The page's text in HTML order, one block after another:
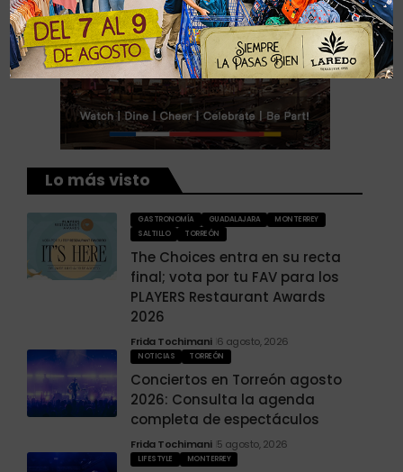
Lo más visto
GASTRONOMÍA GUADALAJARA
MONTERREY
SALTILLO
TORREÓN
The Choices entra en su recta
final; vota por tu FAV para los
PLAYERS Restaurant Awards
2026
Frida Tochimani 6 agosto, 2026
NOTICIAS TORREÓN
Conciertos en Torreón agosto
2026: Consulta la agenda
completa de espectáculos
Frida Tochimani 5 agosto, 2026
LIFESTYLE MONTERREY